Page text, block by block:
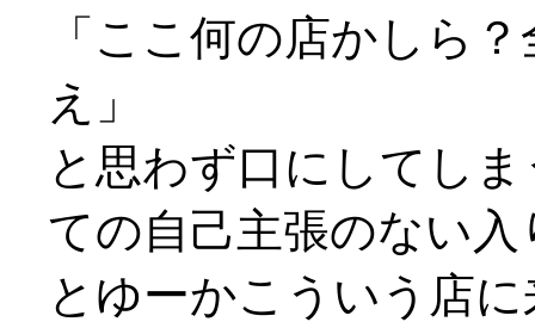
「ここ何の店かしら
え」
と思わず口にしてし
ての自己主張のない入
とゆーかこういう店